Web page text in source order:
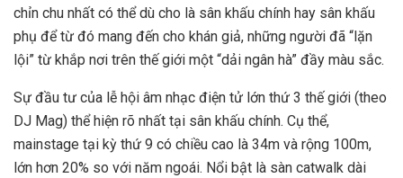
chỉn chu nhất có thể dù cho là sân khấu chính hay sân khấu
phụ để từ đó mang đến cho khán giả, những người đã “lặn
lội” từ khắp nơi trên thế giới một “dải ngân hà” đầy màu sắc.
Sự đầu tư của lễ hội âm nhạc điện tử lớn thứ 3 thế giới (theo
DJ Mag) thể hiện rõ nhất tại sân khấu chính. Cụ thể,
mainstage tại kỳ thứ 9 có chiều cao là 34m và rộng 100m,
lớn hơn 20% so với năm ngoái. Nổi bật là sàn catwalk dài